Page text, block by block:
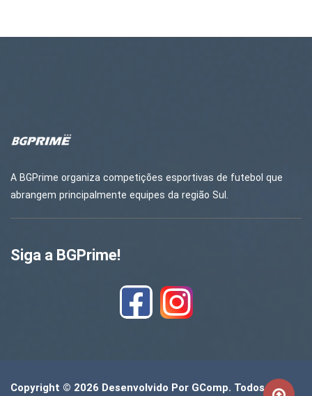
A BGPrime organiza competições esportivas de futebol que
abrangem principalmente equipes da região Sul.
Siga a BGPrime!
Copyright © 2026 Desenvolvido Por GComp. Todos Os